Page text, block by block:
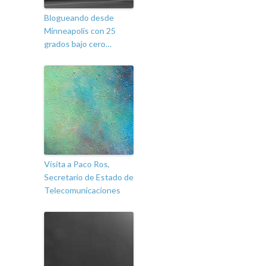
Blogueando desde
Minneapolis con 25
grados bajo cero…
Visita a Paco Ros,
Secretario de Estado de
Telecomunicaciones